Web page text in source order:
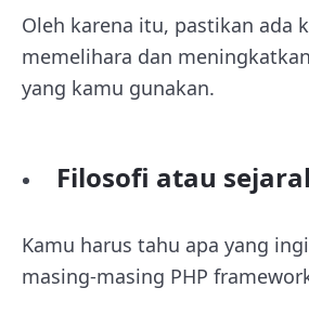
Oleh karena itu, pastikan ada
memelihara dan
yang kamu gunakan.
Filosofi atau
Kamu harus tahu apa yang
masing-masing PHP